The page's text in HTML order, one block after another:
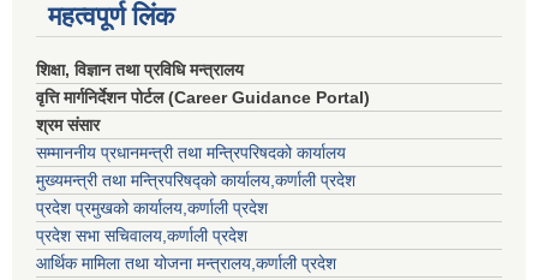
महत्वपूर्ण लिंक
शिक्षा, विज्ञान तथा प्रविधि मन्त्रालय
वृत्ति मार्गनिर्देशन पोर्टल (Career Guidance Portal)
श्रम संसार
सम्माननीय प्रधानमन्त्री तथा मन्त्रिपरिषद‌को कार्यालय
मुख्यमन्त्री तथा मन्त्रिपरिषद्को कार्यालय,कर्णाली प्रदेश
प्रदेश प्रमुखको कार्यालय,कर्णाली प्रदेश
प्रदेश सभा सचिवालय,कर्णाली प्रदेश
आर्थिक मामिला तथा योजना मन्त्रालय,कर्णाली प्रदेश